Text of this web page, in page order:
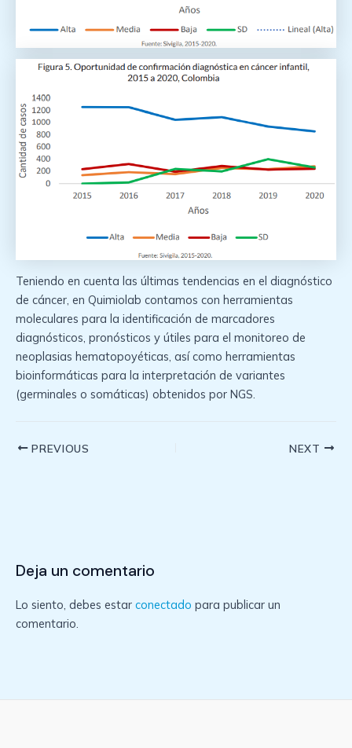
Teniendo en cuenta las últimas tendencias en el diagnóstico
de cáncer, en Quimiolab contamos con herramientas
moleculares para la identificación de marcadores
diagnósticos, pronósticos y útiles para el monitoreo de
neoplasias hematopoyéticas, así como herramientas
bioinformáticas para la interpretación de variantes
(germinales o somáticas) obtenidos por NGS.
PostPREVIOUS NEXT
Deja un comentario
Lo siento, debes estar conectado para publicar un
comentario.